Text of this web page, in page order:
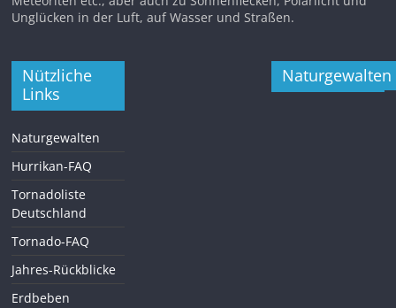
Unglücken in der Luft, auf Wasser und Straßen.
Nützliche
Links
Naturgewalten
Hurrikan-FAQ
Tornadoliste
Deutschland
Tornado-FAQ
Jahres-Rückblicke
Erdbeben
Naturgewalten